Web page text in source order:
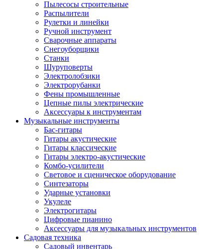
Пылесосы строительные
Распылители
Рулетки и линейки
Ручной инструмент
Сварочные аппараты
Снегоуборщики
Станки
Шуруповерты
Электролобзики
Электрорубанки
Фены промышленные
Цепные пилы электрические
Аксессуары к инструментам
Музыкальные инструменты
Бас-гитары
Гитары акустические
Гитары классические
Гитары электро-акустические
Комбо-усилители
Световое и сценическое оборудование
Синтезаторы
Ударные установки
Укулеле
Электрогитары
Цифровые пианино
Аксессуары для музыкальных инструментов
Садовая техника
Садовый инвентарь